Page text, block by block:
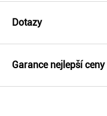
Dotazy
Garance nejlepší ceny